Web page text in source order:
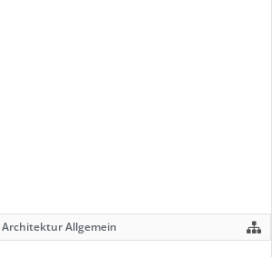
Architektur Allgemein